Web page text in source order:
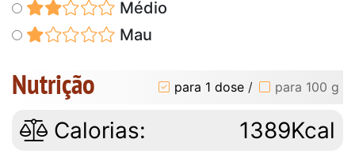
Médio
Mau
Nutrição para 1 dose / para 100 g
Calorias: 1389Kcal